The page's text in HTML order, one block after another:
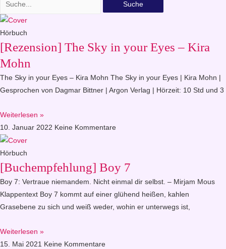
Suche
Hörbuch
[Rezension] The Sky in your Eyes – Kira
Mohn
The Sky in your Eyes – Kira Mohn The Sky in your Eyes | Kira Mohn |
Gesprochen von Dagmar Bittner | Argon Verlag | Hörzeit: 10 Std und 3
Weiterlesen »
10. Januar 2022 Keine Kommentare
Hörbuch
[Buchempfehlung] Boy 7
Boy 7: Vertraue niemandem. Nicht einmal dir selbst. – Mirjam Mous
Klappentext Boy 7 kommt auf einer glühend heißen, kahlen
Grasebene zu sich und weiß weder, wohin er unterwegs ist,
Weiterlesen »
15. Mai 2021 Keine Kommentare